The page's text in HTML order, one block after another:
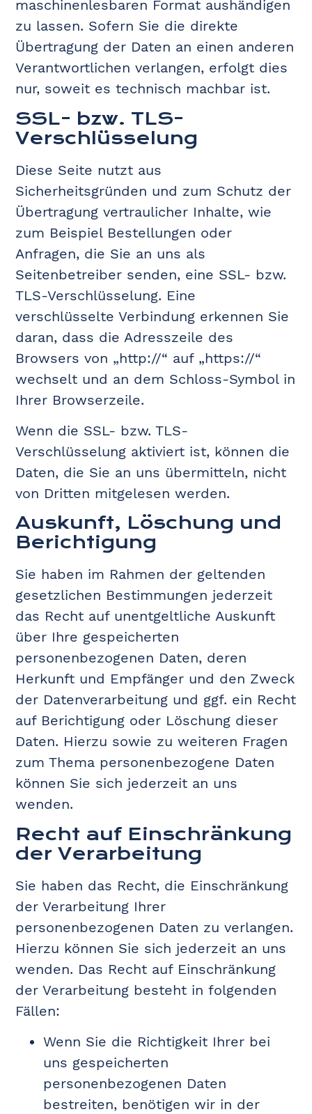
maschinenlesbaren Format aushändigen
zu lassen. Sofern Sie die direkte
Übertragung der Daten an einen anderen
Verantwortlichen verlangen, erfolgt dies
nur, soweit es technisch machbar ist.
SSL- bzw. TLS-
Verschlüsselung
Diese Seite nutzt aus
Sicherheitsgründen und zum Schutz der
Übertragung vertraulicher Inhalte, wie
zum Beispiel Bestellungen oder
Anfragen, die Sie an uns als
Seitenbetreiber senden, eine SSL- bzw.
TLS-Verschlüsselung. Eine
verschlüsselte Verbindung erkennen Sie
daran, dass die Adresszeile des
Browsers von „http://“ auf „https://“
wechselt und an dem Schloss-Symbol in
Ihrer Browserzeile.
Wenn die SSL- bzw. TLS-
Verschlüsselung aktiviert ist, können die
Daten, die Sie an uns übermitteln, nicht
von Dritten mitgelesen werden.
Auskunft, Löschung und
Berichtigung
Sie haben im Rahmen der geltenden
gesetzlichen Bestimmungen jederzeit
das Recht auf unentgeltliche Auskunft
über Ihre gespeicherten
personenbezogenen Daten, deren
Herkunft und Empfänger und den Zweck
der Datenverarbeitung und ggf. ein Recht
auf Berichtigung oder Löschung dieser
Daten. Hierzu sowie zu weiteren Fragen
zum Thema personenbezogene Daten
können Sie sich jederzeit an uns
wenden.
Recht auf Einschränkung
der Verarbeitung
Sie haben das Recht, die Einschränkung
der Verarbeitung Ihrer
personenbezogenen Daten zu verlangen.
Hierzu können Sie sich jederzeit an uns
wenden. Das Recht auf Einschränkung
der Verarbeitung besteht in folgenden
Fällen:
Wenn Sie die Richtigkeit Ihrer bei
uns gespeicherten
personenbezogenen Daten
bestreiten, benötigen wir in der